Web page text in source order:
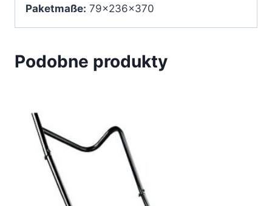
Paketmaße: 79x236x370
Podobne produkty